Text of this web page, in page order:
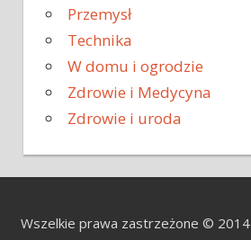
Przemysł
Technika
W domu i ogrodzie
Zdrowie i Medycyna
Zdrowie i uroda
Wszelkie prawa zastrzeżone © 2014